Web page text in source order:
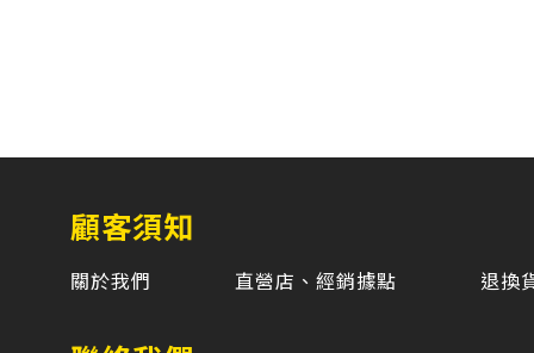
顧客須知
關於我們 直營店、經銷據點 退換